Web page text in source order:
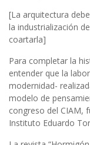
[La arquitectura
la industrialización
coartarla]
Para completar la
entender que la
modernidad-
modelo de
congreso del CIAM,
Instituto Eduardo